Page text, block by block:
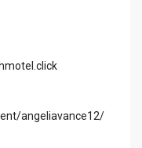
angeliavance12/